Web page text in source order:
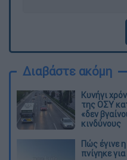
Διαβάστε ακόμη
Κυνήγι
της ΟΣΥ
«δεν
κινδύνους
Πώς έγινε
πνίγηκε